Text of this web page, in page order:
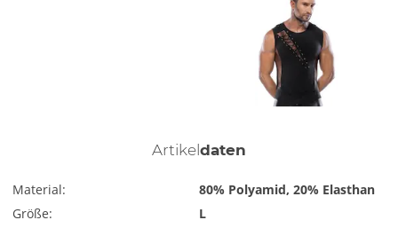
Artikel daten
Material:
80% Polyamid, 20% Elasthan
Größe:
L